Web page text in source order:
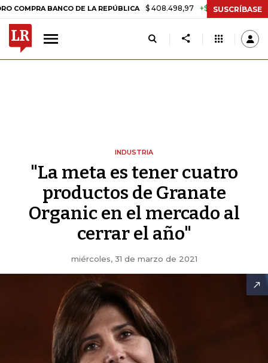
BANCO DE LA REPÚBLICA $ 408.498,97 +$ 8.753,81 +2,19%
SUSCRÍBASE
INDUSTRIA
"La meta es tener cuatro
productos de Granate
Organic en el mercado al
cerrar el año"
miércoles, 31 de marzo de 2021